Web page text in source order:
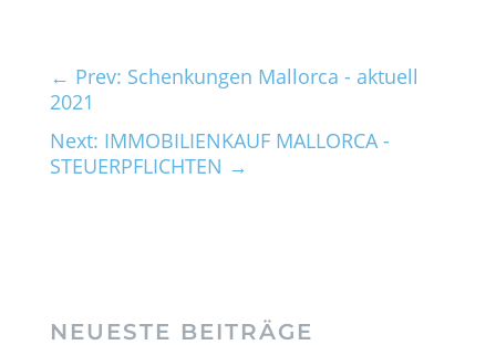
← Prev: Schenkungen Mallorca - aktuell
2021
Next: IMMOBILIENKAUF MALLORCA -
STEUERPFLICHTEN →
NEUESTE BEITRÄGE